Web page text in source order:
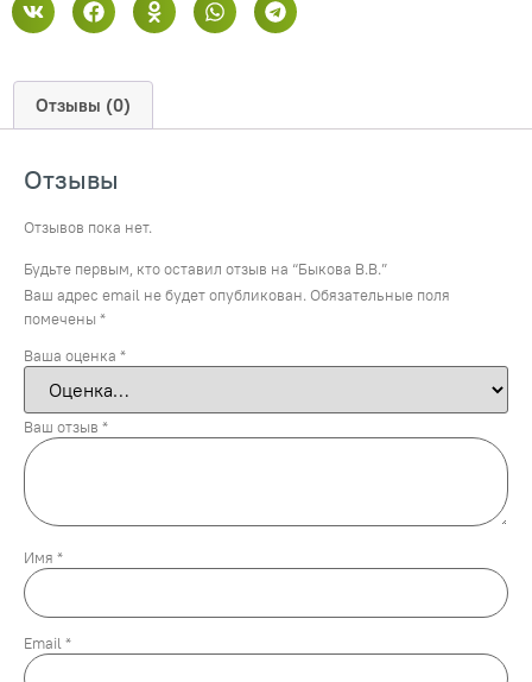
Отзывы (0)
Отзывы
Отзывов пока нет.
Будьте первым, кто оставил отзыв на “Быкова В.В.”
Ваш адрес email не будет опубликован. Обязательные поля
помечены *
Ваша оценка *
Ваш отзыв *
Имя *
Email *